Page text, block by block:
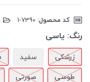
کد محصول:
رنگ: یاسی
زرشکی سفید
طوسی
صورتی